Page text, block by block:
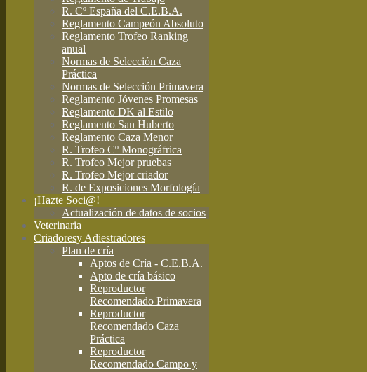
R. Cº España del C.E.B.A.
Reglamento Campeón Absoluto
Reglamento Trofeo Ranking
anual
Normas de Selección Caza
Práctica
Normas de Selección Primavera
Reglamento Jóvenes Promesas
Reglamento DK al Estilo
Reglamento San Huberto
Reglamento Caza Menor
R. Trofeo Cº Monográfrica
R. Trofeo Mejor pruebas
R. Trofeo Mejor criador
R. de Exposiciones Morfología
¡Hazte Soci@!
Actualización de datos de socios
Veterinaria
Criadoresy Adiestradores
Plan de cría
Aptos de Cría - C.E.B.A.
Apto de cría básico
Reproductor
Recomendado Primavera
Reproductor
Recomendado Caza
Práctica
Reproductor
Recomendado Campo y